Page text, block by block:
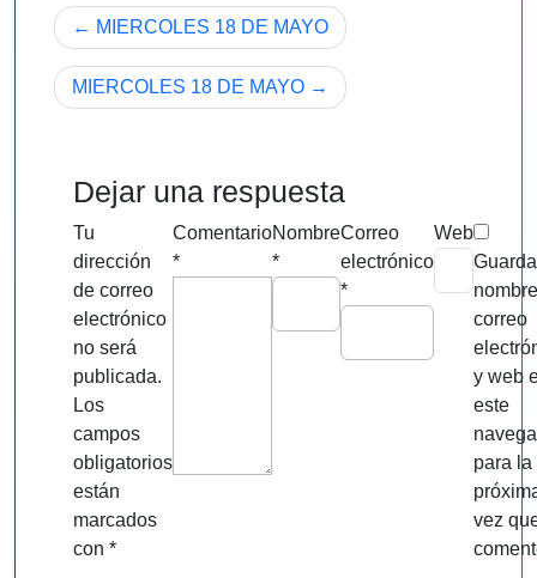
Navegación
de
entradas
MIERCOLES 18 DE MAYO
MIERCOLES 18 DE MAYO
Dejar una respuesta
Tu
dirección
de correo
electrónico
no será
publicada.
Los
campos
obligatorios
están
marcados
con *
Comentario
*
Nombre
*
Correo
electrónico
*
Web
correo
y web
este
para la
vez